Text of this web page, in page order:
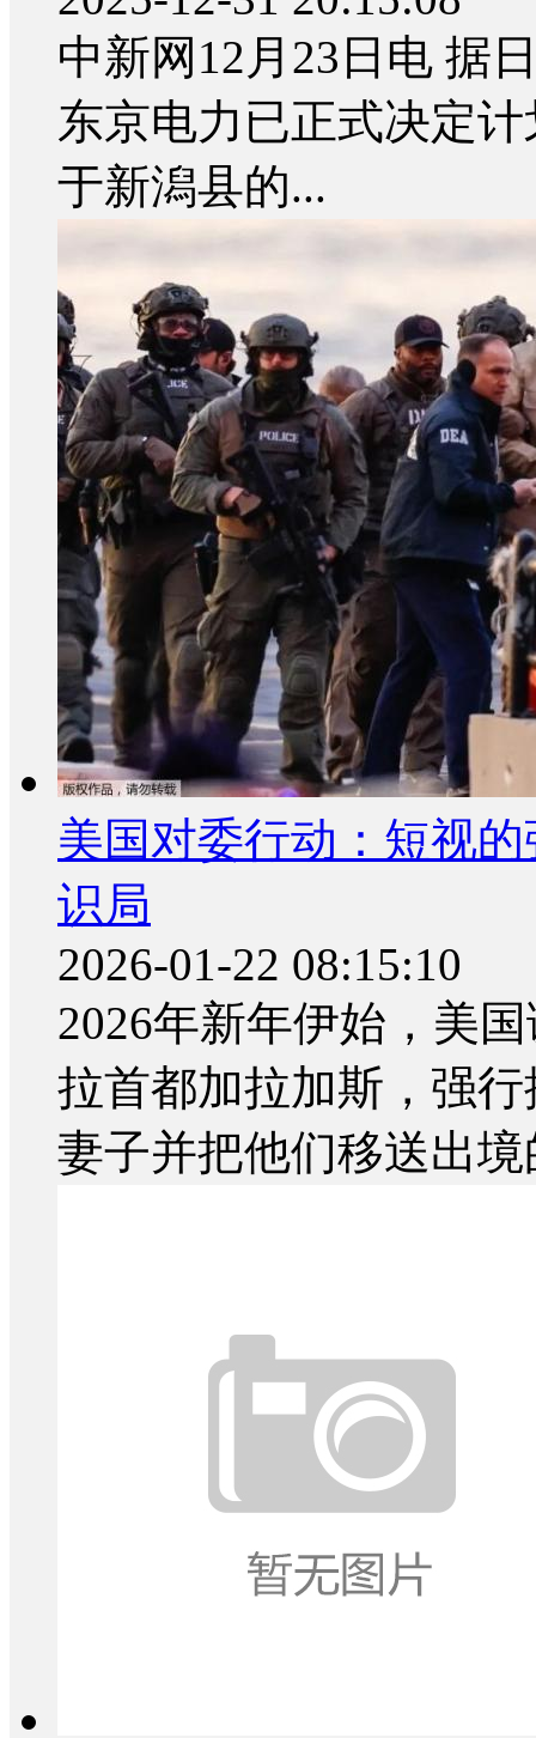
中新网12月23日电 据
东京电力已正式决定
于新潟县的...
美国对委行动：短视
识局
2026-01-22 08:15:10
2026年新年伊始，美
拉首都加拉加斯，强
妻子并把他们移送出境